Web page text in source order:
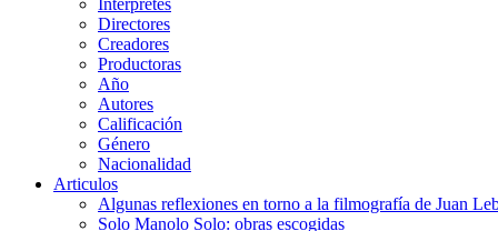
Intérpretes
Directores
Creadores
Productoras
Año
Autores
Calificación
Género
Nacionalidad
Articulos
Algunas reflexiones en torno a la filmografía de Juan
Solo Manolo Solo: obras escogidas